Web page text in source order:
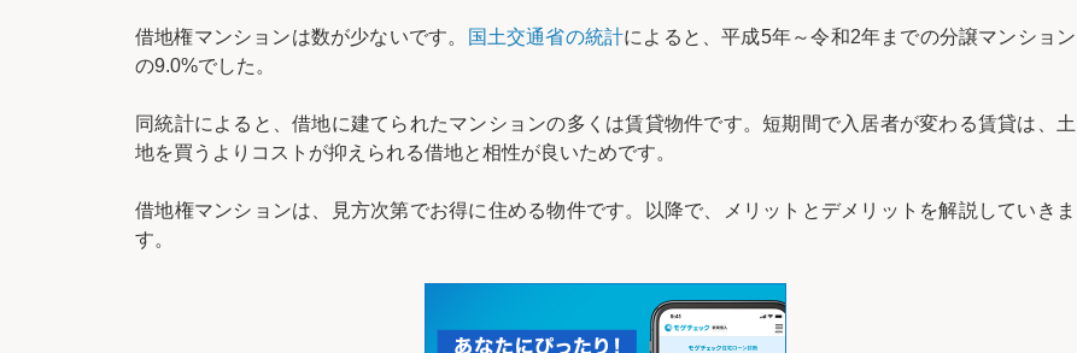
借地権マンションは数が少ないです。 国土交通省の統計によると、平成5年～令和2年までの分譲マンション
の9.0%でした。
同統計によると、借地に建てられたマンションの多くは賃貸物件です。短期間で入居者が変わる賃貸は、土
地を買うよりコストが抑えられる借地と相性が良いためです。
借地権マンションは、見方次第でお得に住める物件です。以降で、メリットとデメリットを解説していきま
す。